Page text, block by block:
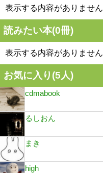
表示する内容がありません
読みたい本(0冊)
表示する内容がありません
お気に入り(5人)
cdmabook
るしおん
まき
high